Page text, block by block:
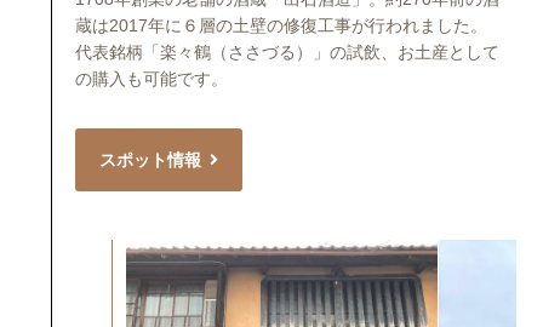
蔵は2017年に６層の土壁の修復工事が行われました。
代表銘柄「楽々鶴（ささづる）」の試飲、お土産として
の購入も可能です。
スポット情報